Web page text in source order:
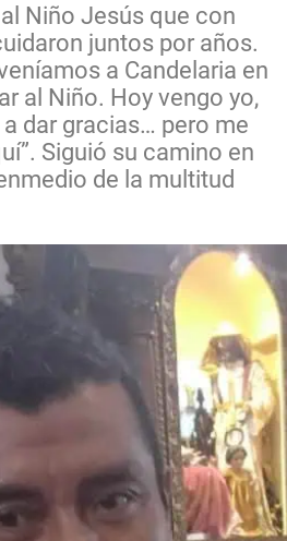
Niño Jesús que con
juntos por años.
a Candelaria en
al Niño. Hoy vengo yo,
dar gracias… pero me
Siguió su camino en
de la multitud